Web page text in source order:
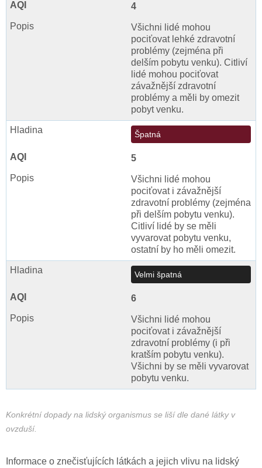
4
Všichni lidé mohou
pociťovat lehké zdravotní
problémy (zejména při
delším pobytu venku). Citliví
lidé mohou pociťovat
závažnější zdravotní
problémy a měli by omezit
pobyt venku.
Špatná
5
Všichni lidé mohou
pociťovat i závažnější
zdravotní problémy (zejména
při delším pobytu venku).
Citliví lidé by se měli
vyvarovat pobytu venku,
ostatní by ho měli omezit.
Velmi špatná
6
Všichni lidé mohou
pociťovat i závažnější
zdravotní problémy (i při
kratším pobytu venku).
Všichni by se měli vyvarovat
pobytu venku.
Konkrétní dopady na lidský organismus se liší dle dané látky v
ovzduší.
Informace o znečisťujících látkách a jejich vlivu na lidský